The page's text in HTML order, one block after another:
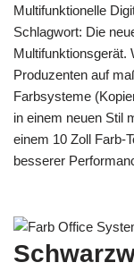
Multifunktionelle
Schlagwort: Die
Multifunktionsgerät.
Produzenten auf
Farbsysteme
in einem neuen Stil
einem 10 Zoll Farb-
besserer